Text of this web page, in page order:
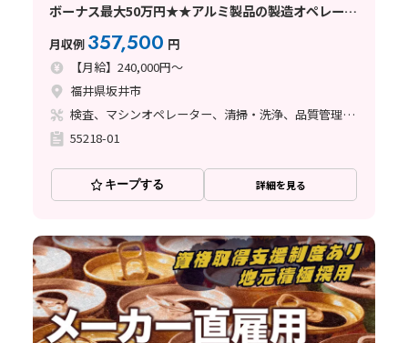
ボーナス最大50万円★★アルミ製品の製造オペレータ
★★～寮費無料/資格支援制度有/正社員登用制度有/芦
原温泉駅から車で25分
月収例 357,500 円
【月給】240,000円～
福井県坂井市
検査、マシンオペレーター、清掃・洗浄、品質管理、メンテナンス・保全、フォークリフト、玉掛け・クレーン、鋳造・鍛造、立ち作業、塗装、バリ取り、その他
55218-01
キープする 詳細を見る